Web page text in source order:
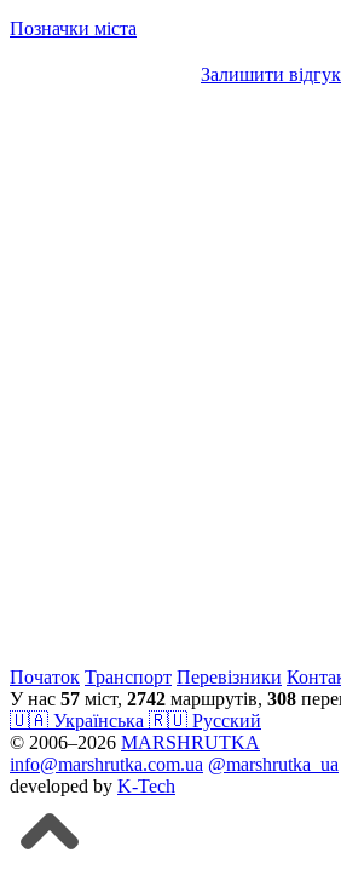
Позначки міста
Залишити відгук
Початок Транспорт Перевiзники
У нас 57 міст, 2742 маршрутів, 308
🇺🇦 Українська 🇷🇺 Русский
© 2006–2026 MARSHRUTKA
info@marshrutka.com.ua @marshrutka_ua
developed by K-Tech